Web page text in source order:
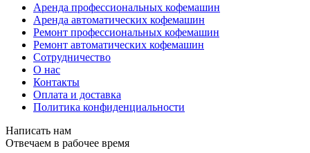
Аренда профессиональных кофемашин
Аренда автоматических кофемашин
Ремонт профессиональных кофемашин
Ремонт автоматических кофемашин
Сотрудничество
О нас
Контакты
Оплата и доставка
Политика конфиденциальности
Написать нам
Отвечаем в рабочее время